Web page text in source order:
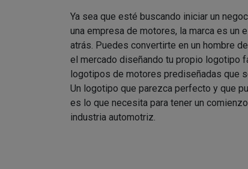
Ya sea que esté buscando iniciar un
una empresa de motores, la marca es un
atrás. Puedes convertirte en un hombre
el mercado diseñando tu propio logotipo
logotipos de motores prediseñadas que
Un logotipo que parezca perfecto y que
es lo que necesita para tener un
industria automotriz.